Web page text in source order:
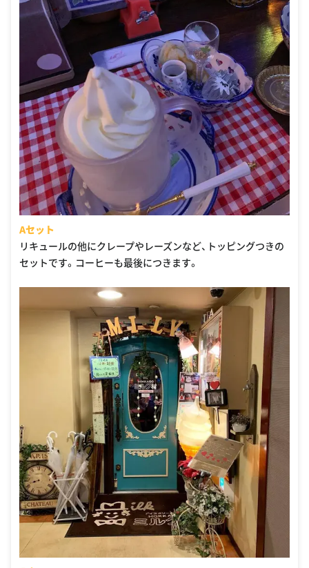
Aセット
リキュールの他にクレープやレーズンなど、トッピングつきの
セットです。コーヒーも最後につきます。